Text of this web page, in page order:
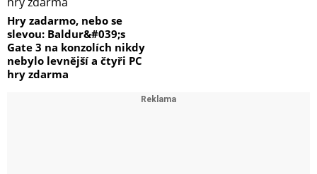
Hry zadarmo, nebo se
slevou: Baldur&#039;s
Gate 3 na konzolích nikdy
nebylo levnější a čtyři PC
hry zdarma